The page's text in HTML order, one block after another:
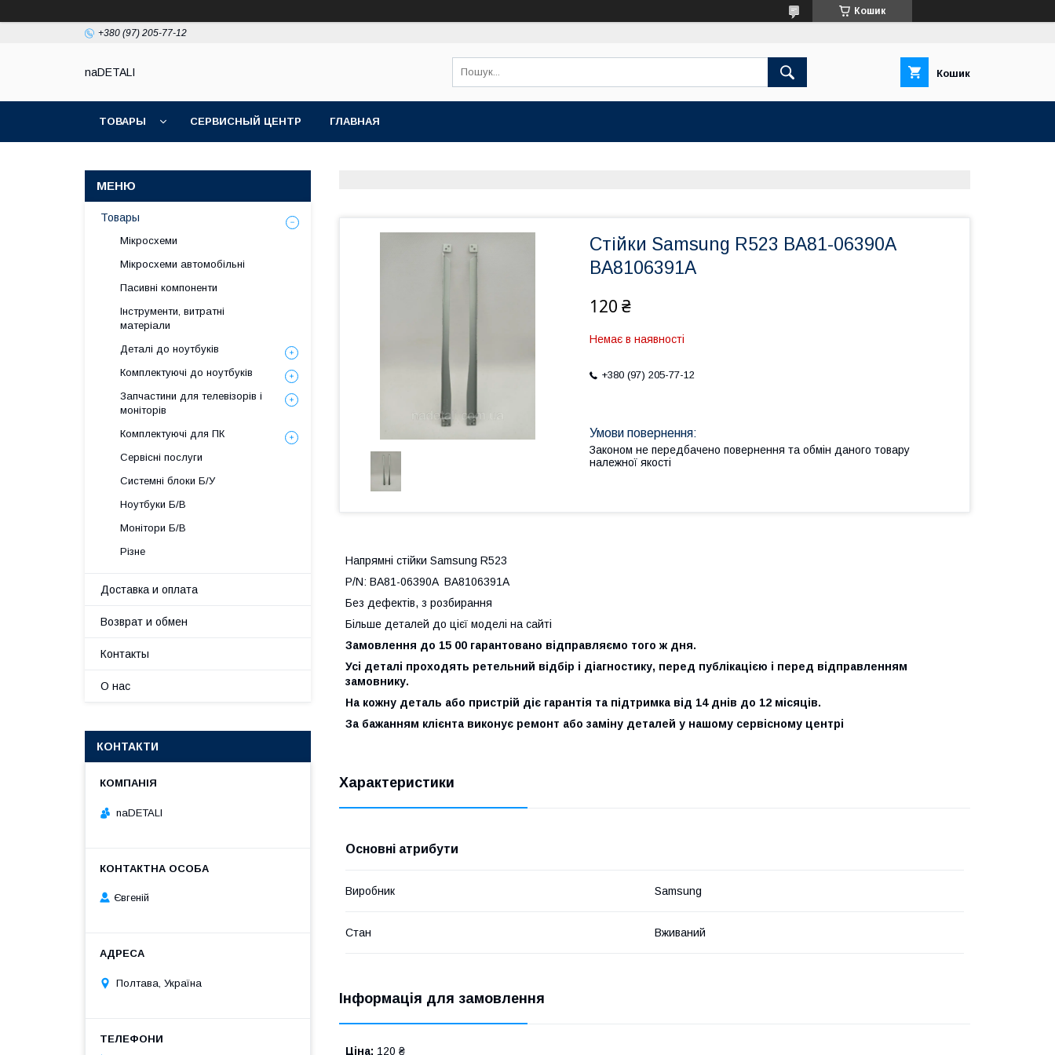
Кошик
+380 (97) 205-77-12
naDETALI Кошик
ТОВАРЫ СЕРВИСНЫЙ ЦЕНТР ГЛАВНАЯ
Стійки Samsung R523 BA81-06390A
BA8106391A
120 ₴
Немає в наявності
+380 (97) 205-77-12
Законом не передбачено повернення та обмін даного товару
належної якості
Напрямні стійки Samsung R523
P/N: BA81-06390A BA8106391A
Без дефектів, з розбирання
Більше деталей до цієї моделі на сайті
Замовлення до 15 00 гарантовано відправляємо того ж дня.
Усі деталі проходять ретельний відбір і діагностику, перед публікацією і перед відправленням
замовнику.
На кожну деталь або пристрій діє гарантія та підтримка від 14 днів до 12 місяців.
За бажанням клієнта виконує ремонт або заміну деталей у нашому сервісному центрі
Характеристики
Основні атрибути
Виробник Samsung
Стан Вживаний
Інформація для замовлення
Ціна: 120 ₴
Товары
Мікросхеми
Мікросхеми автомобільні
Пасивні компоненти
Інструменти, витратні
матеріали
Деталі до ноутбуків
Комплектуючі до ноутбуків
Запчастини для телевізорів і
моніторів
Комплектуючі для ПК
Сервісні послуги
Системні блоки Б/У
Ноутбуки Б/В
Монітори Б/В
Різне
Доставка и оплата
Возврат и обмен
Контакты
О нас
КОНТАКТИ
naDETALI
Євгеній
Полтава, Україна